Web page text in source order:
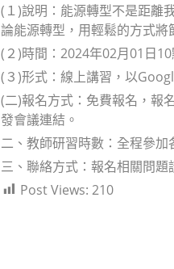
(１)說明：能源轉型不是距離
論能源轉型，用輕鬆的方式將
(２)時間：2024年02月01日
(３)形式：線上講習，以
(二)報名方式：免費報名，報
發會議連結。
二、教師研習時數：全程參
三、聯絡方式：報名相關問
Post Views: 210